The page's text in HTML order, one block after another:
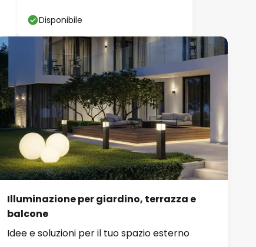
Disponibile
Illuminazione per giardino, terrazza e
balcone
Idee e soluzioni per il tuo spazio esterno